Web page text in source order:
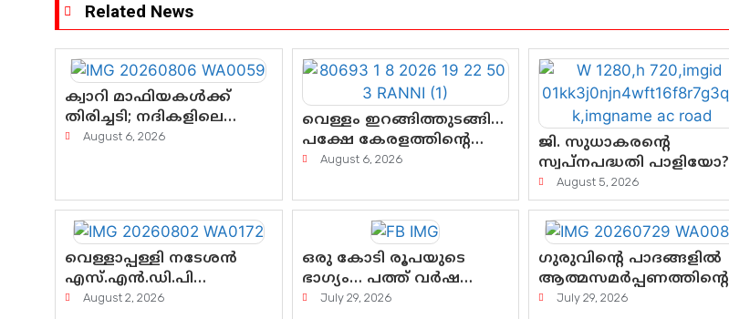
Related News
ക്വാറി മാഫിയകൾക്ക്
തിരിച്ചടി; നദികളിലെ
മണൽവാരൽ
August 6, 2026
വെള്ളം ഇറങ്ങിത്തുടങ്ങി…
പക്ഷേ കേരളത്തിന്റെ
കണ്ണീരൊലിപ്പ്
August 6, 2026
ജി. സുധാകരന്റെ
സ്വപ്നപദ്ധതി പാളിയോ?
എസി റോഡിന്റെ ആദ്യ
പ്രളയപരീക്ഷയിൽ
ഉയരുന്നത് ഗുരുതര
ചോദ്യങ്ങൾ
August 5, 2026
വെള്ളാപ്പള്ളി നടേശൻ
എസ്.എൻ.ഡി.പി
യോഗത്തെ ദുരുപയോഗം
August 2, 2026
ഒരു കോടി രൂപയുടെ
ഭാഗ്യം… പത്ത് വർഷത്തെ
ദുരിതം! കേരള ലോട്ടറി
July 29, 2026
ഗുരുവിന്റെ പാദങ്ങളിൽ
ആത്മസമർപ്പണത്തിന്റെ
പുണ്യദിനം; മാതാ
July 29, 2026